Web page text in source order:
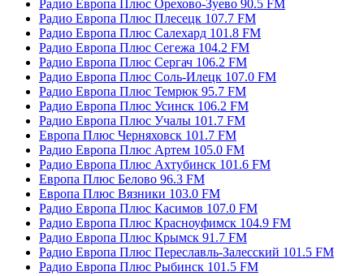
Радио Европа Плюс Орехово-Зуево 90.5 FM
Радио Европа Плюс Плесецк 107.7 FM
Радио Европа Плюс Салехард 101.8 FM
Радио Европа Плюс Сегежа 104.2 FM
Радио Европа Плюс Сергач 106.2 FM
Радио Европа Плюс Соль-Илецк 107.0 FM
Радио Европа Плюс Темрюк 95.7 FM
Радио Европа Плюс Усинск 106.2 FM
Радио Европа Плюс Учалы 101.7 FM
Европа Плюс Черняховск 101.7 FM
Радио Европа Плюс Артем 105.0 FM
Радио Европа Плюс Ахтубинск 101.6 FM
Европа Плюс Белово 96.3 FM
Европа Плюс Вязники 103.0 FM
Радио Европа Плюс Касимов 107.0 FM
Радио Европа Плюс Красноуфимск 104.9 FM
Радио Европа Плюс Крымск 91.7 FM
Радио Европа Плюс Переславль-Залесский 101.5 FM
Радио Европа Плюс Рыбинск 101.5 FM